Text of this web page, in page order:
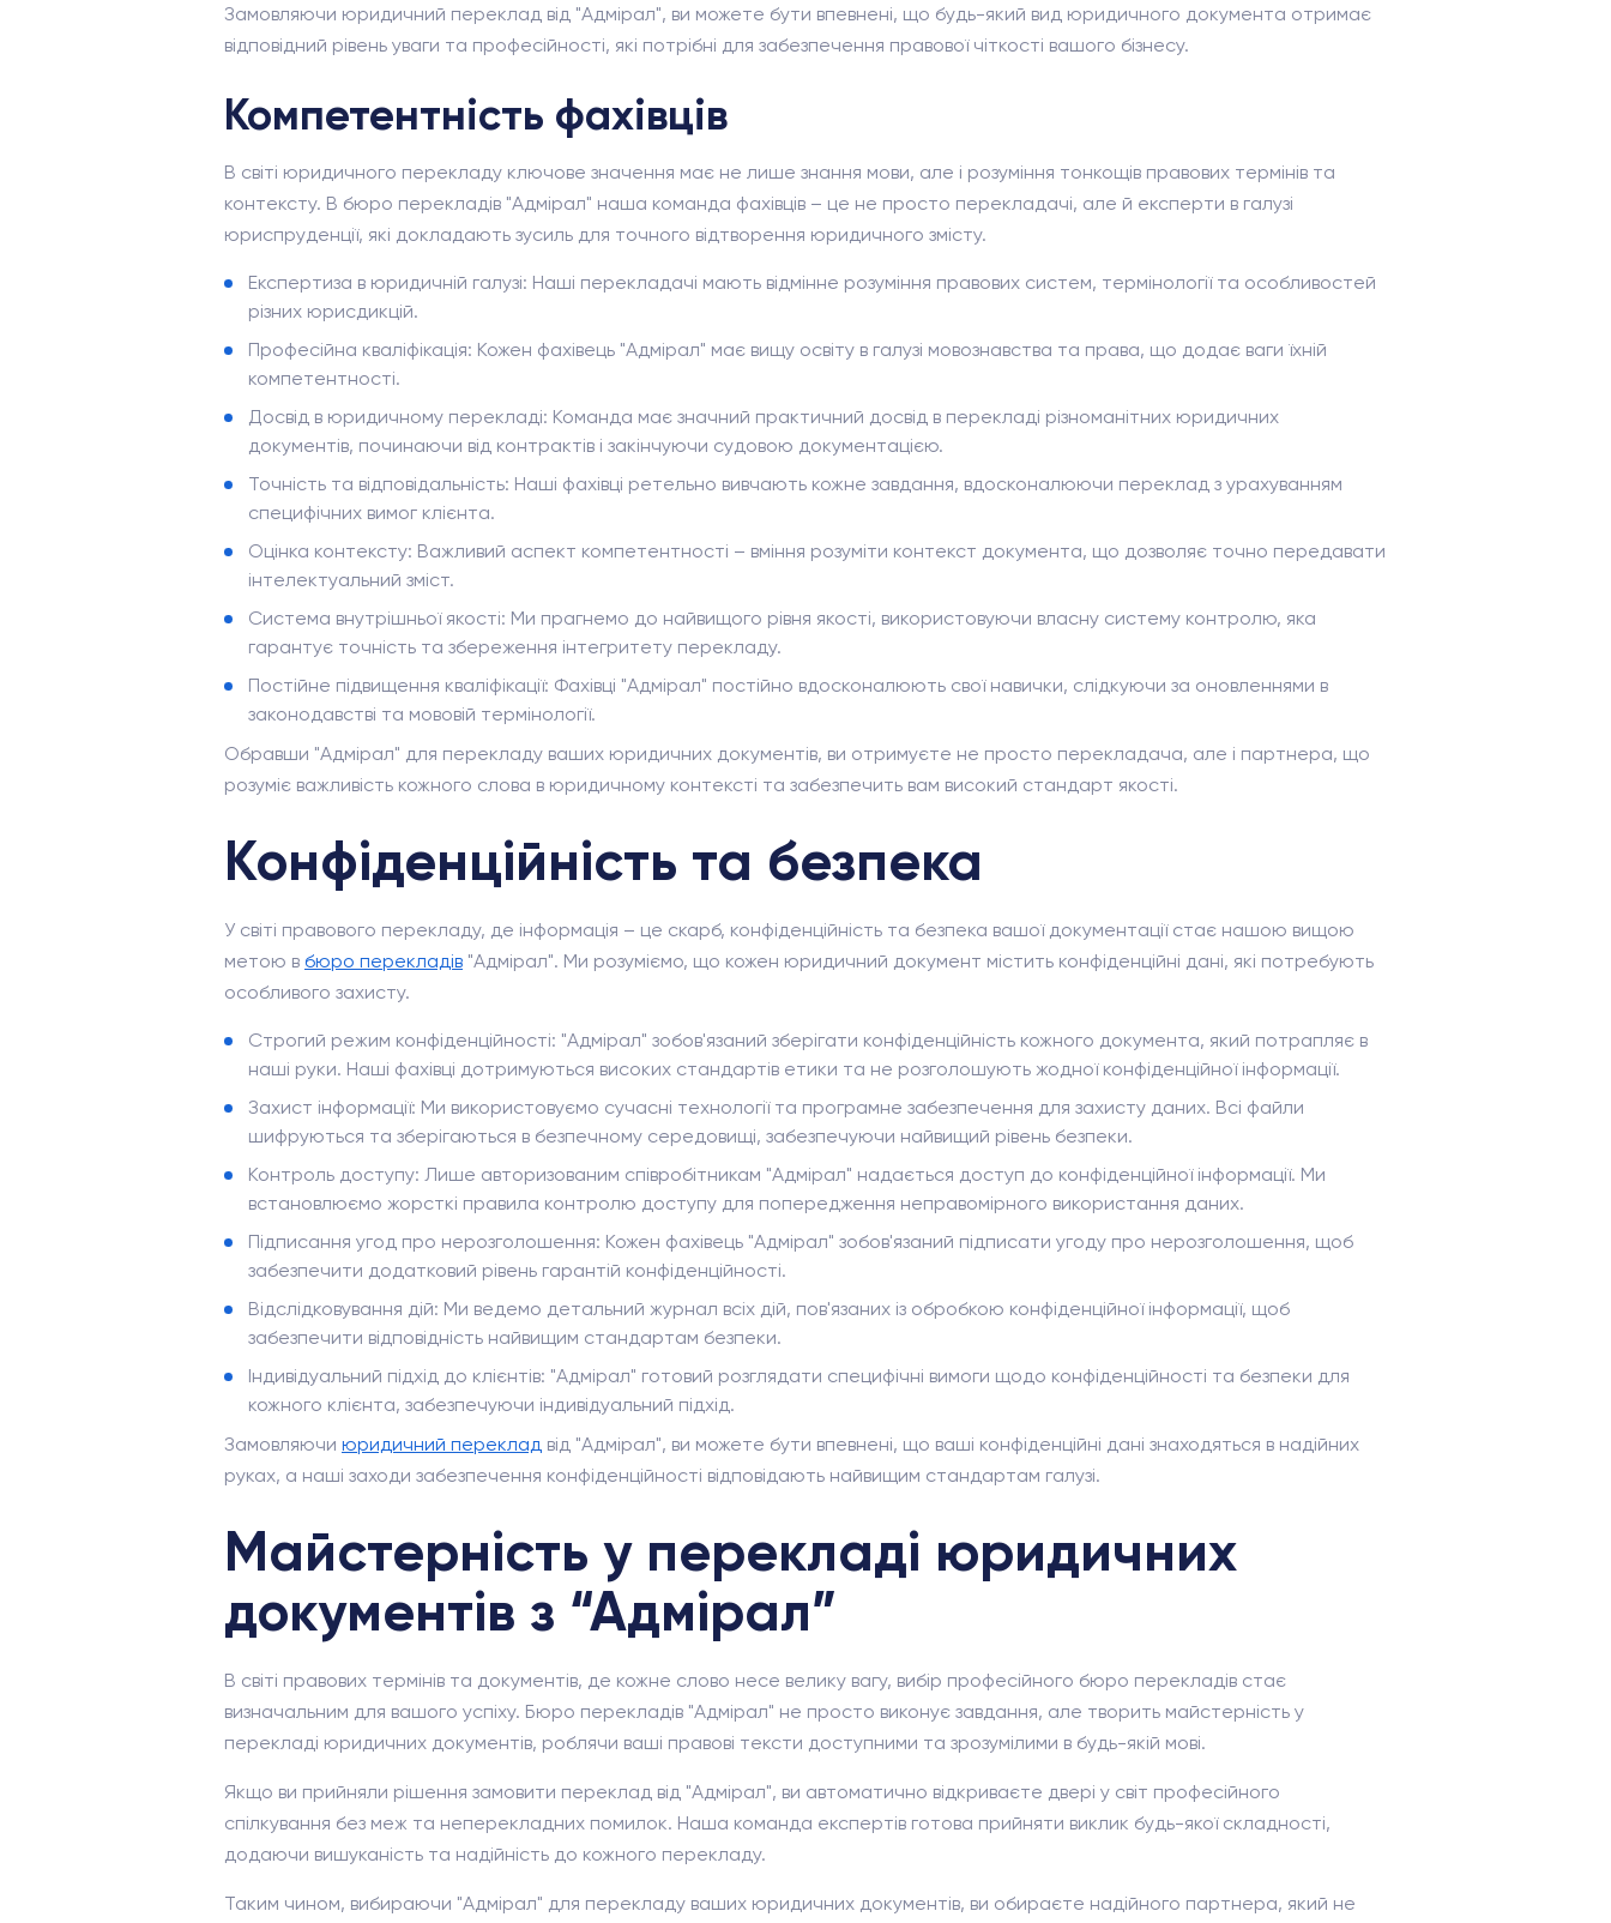
Замовляючи юридичний переклад від "Адмірал", ви можете бути впевнені, що будь-який вид юридичного документа отримає
відповідний рівень уваги та професійності, які потрібні для забезпечення правової чіткості вашого бізнесу.
Компетентність фахівців
В світі юридичного перекладу ключове значення має не лише знання мови, але і розуміння тонкощів правових термінів та
контексту. В бюро перекладів "Адмірал" наша команда фахівців – це не просто перекладачі, але й експерти в галузі
юриспруденції, які докладають зусиль для точного відтворення юридичного змісту.
Експертиза в юридичній галузі: Наші перекладачі мають відмінне розуміння правових систем, термінології та особливостей
різних юрисдикцій.
Професійна кваліфікація: Кожен фахівець "Адмірал" має вищу освіту в галузі мовознавства та права, що додає ваги їхній
компетентності.
Досвід в юридичному перекладі: Команда має значний практичний досвід в перекладі різноманітних юридичних
документів, починаючи від контрактів і закінчуючи судовою документацією.
Точність та відповідальність: Наші фахівці ретельно вивчають кожне завдання, вдосконалюючи переклад з урахуванням
специфічних вимог клієнта.
Оцінка контексту: Важливий аспект компетентності – вміння розуміти контекст документа, що дозволяє точно передавати
інтелектуальний зміст.
Система внутрішньої якості: Ми прагнемо до найвищого рівня якості, використовуючи власну систему контролю, яка
гарантує точність та збереження інтегритету перекладу.
Постійне підвищення кваліфікації: Фахівці "Адмірал" постійно вдосконалюють свої навички, слідкуючи за оновленнями в
законодавстві та мововій термінології.
Обравши "Адмірал" для перекладу ваших юридичних документів, ви отримуєте не просто перекладача, але і партнера, що
розуміє важливість кожного слова в юридичному контексті та забезпечить вам високий стандарт якості.
Конфіденційність та безпека
У світі правового перекладу, де інформація – це скарб, конфіденційність та безпека вашої документації стає нашою вищою
метою в бюро перекладів "Адмірал". Ми розуміємо, що кожен юридичний документ містить конфіденційні дані, які потребують
особливого захисту.
Строгий режим конфіденційності: "Адмірал" зобов'язаний зберігати конфіденційність кожного документа, який потрапляє в
наші руки. Наші фахівці дотримуються високих стандартів етики та не розголошують жодної конфіденційної інформації.
Захист інформації: Ми використовуємо сучасні технології та програмне забезпечення для захисту даних. Всі файли
шифруються та зберігаються в безпечному середовищі, забезпечуючи найвищий рівень безпеки.
Контроль доступу: Лише авторизованим співробітникам "Адмірал" надається доступ до конфіденційної інформації. Ми
встановлюємо жорсткі правила контролю доступу для попередження неправомірного використання даних.
Підписання угод про нерозголошення: Кожен фахівець "Адмірал" зобов'язаний підписати угоду про нерозголошення, щоб
забезпечити додатковий рівень гарантій конфіденційності.
Відслідковування дій: Ми ведемо детальний журнал всіх дій, пов'язаних із обробкою конфіденційної інформації, щоб
забезпечити відповідність найвищим стандартам безпеки.
Індивідуальний підхід до клієнтів: "Адмірал" готовий розглядати специфічні вимоги щодо конфіденційності та безпеки для
кожного клієнта, забезпечуючи індивідуальний підхід.
Замовляючи юридичний переклад від "Адмірал", ви можете бути впевнені, що ваші конфіденційні дані знаходяться в надійних
руках, а наші заходи забезпечення конфіденційності відповідають найвищим стандартам галузі.
Майстерність у перекладі юридичних
документів з “Адмірал”
В світі правових термінів та документів, де кожне слово несе велику вагу, вибір професійного бюро перекладів стає
визначальним для вашого успіху. Бюро перекладів "Адмірал" не просто виконує завдання, але творить майстерність у
перекладі юридичних документів, роблячи ваші правові тексти доступними та зрозумілими в будь-якій мові.
Якщо ви прийняли рішення замовити переклад від "Адмірал", ви автоматично відкриваєте двері у світ професійного
спілкування без меж та неперекладних помилок. Наша команда експертів готова прийняти виклик будь-якої складності,
додаючи вишуканість та надійність до кожного перекладу.
Таким чином, вибираючи "Адмірал" для перекладу ваших юридичних документів, ви обираєте надійного партнера, який не